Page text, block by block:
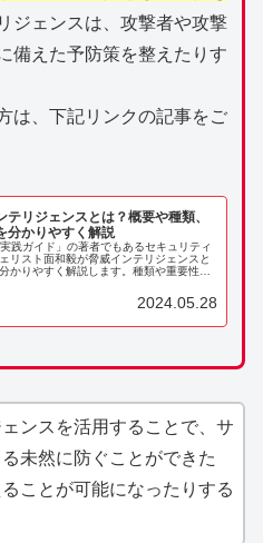
ジェンスは、攻撃者や攻撃
備えた予防策を整えたりす
は、下記リンクの記事をご
テリジェンスとは？概要や種類、
分かりやすく解説
実践ガイド」の著者でもあるセキュリティ
リスト面和毅が脅威インテリジェンスと
かりやすく解説します。種類や重要性、
になる方法などについて深堀している記事
2024.05.28
ンスを活用することで、サ
未然に防ぐことができた
ことが可能になったりする